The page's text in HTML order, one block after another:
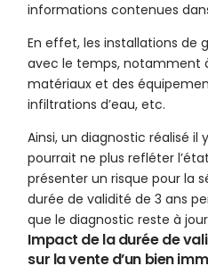
informations contenues
En effet, les installations de
avec le temps, notamment
matériaux et des
infiltrations d’eau, etc.
Ainsi, un diagnostic réalisé il
pourrait ne plus refléter
présenter un risque pour la
durée de validité de 3 ans
que le diagnostic reste à
Impact de la durée de
sur la vente d’un bien